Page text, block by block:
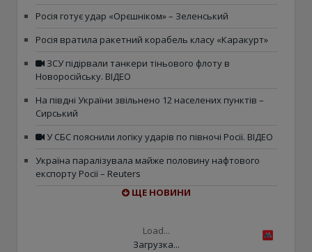
Росія готує удар «Орєшніком» – Зеленський
Росія вратила ракетний корабель класу «Каракурт»
ЗСУ підірвали танкери тіньового флоту в
Новоросійську. ВІДЕО
На півдні України звільнено 12 населених пунктів –
Сирський
У СБС пояснили логіку ударів по півночі Росії. ВІДЕО
Україна паралізувала майже половину нафтового
експорту Росії – Reuters
ЩЕ НОВИНИ
Load...
Загрузка...